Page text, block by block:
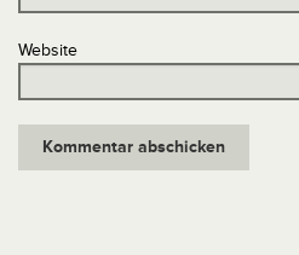
Website